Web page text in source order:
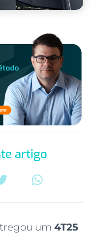
artigo
um 4T25